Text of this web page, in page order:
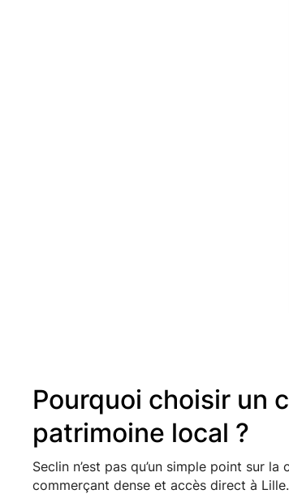
Pourquoi choisir un
patrimoine local ?
Seclin n’est pas qu’un simple point sur
commerçant dense et accès direct à